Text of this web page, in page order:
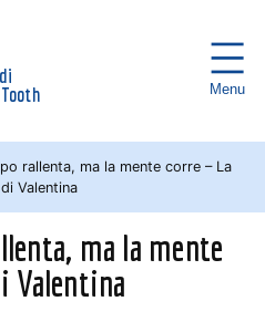
Menu
rallenta, ma la mente corre – La
Valentina
ma la mente
Valentina